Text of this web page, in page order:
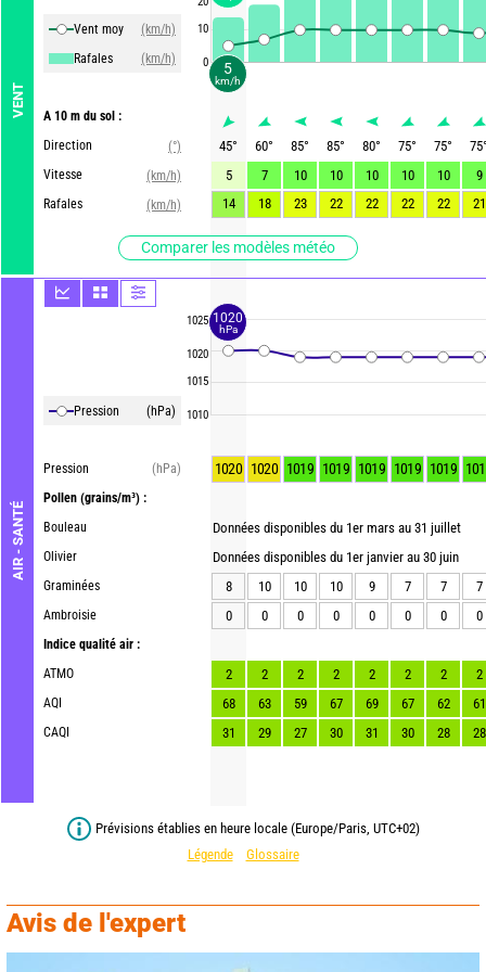
VENT
Vent moy
(km/h)
Rafales
(km/h)
A 10 m du sol :
Direction
(°)
Vitesse
(km/h)
Rafales
(km/h)
Comparer les modèles météo
AIR - SANTÉ
Pression (hPa)
Pression
(hPa)
Pollen (grains/m³) :
Bouleau
Olivier
Graminées
Ambroisie
Indice qualité air :
ATMO
AQI
CAQI
10
0
1025
1020
1015
1010
45° 60° 85° 85° 80° 75° 75° 75
5
7 10 10 10 10 10
9
14
18 23 22 22 22 22 21
1020 1020 1019 1019 1019 1019 1019
Données disponibles du 1er mars au 31 juillet
Données disponibles du 1er janvier au 30 juin
8
10 10 10 9 7 7
7
0
0 0 0 0 0 0 0
2 2 2 2 2 2 2
2
68
63 59 67 69 67 62
61
31
29 27 30 31 30 28 28
Prévisions établies en heure locale (Europe/Paris, UTC+02)
Légende
Glossaire
Avis de l'expert
5
km/h
1020
hPa